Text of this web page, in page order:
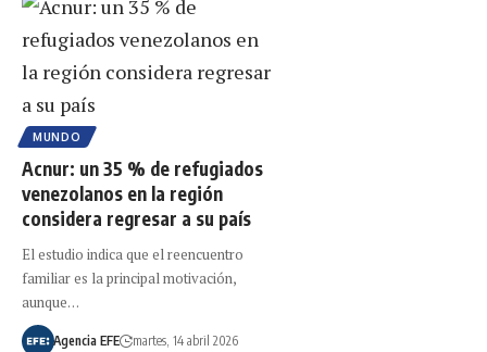
MUNDO
Acnur: un 35 % de refugiados
venezolanos en la región
considera regresar a su país
El estudio indica que el reencuentro
familiar es la principal motivación,
aunque…
Agencia EFE martes, 14 abril 2026